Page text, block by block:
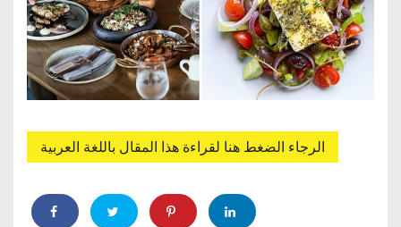
الرجاء الضغط هنا لقراءة هذا المقال باللغة العربية